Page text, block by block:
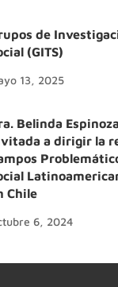
de
(GITS)
13, 2025
Belinda
a dirigir la
Chile
6, 2024